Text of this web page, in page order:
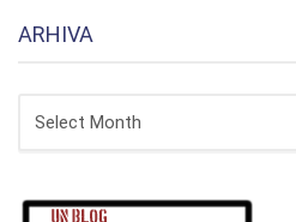
ARHIVA